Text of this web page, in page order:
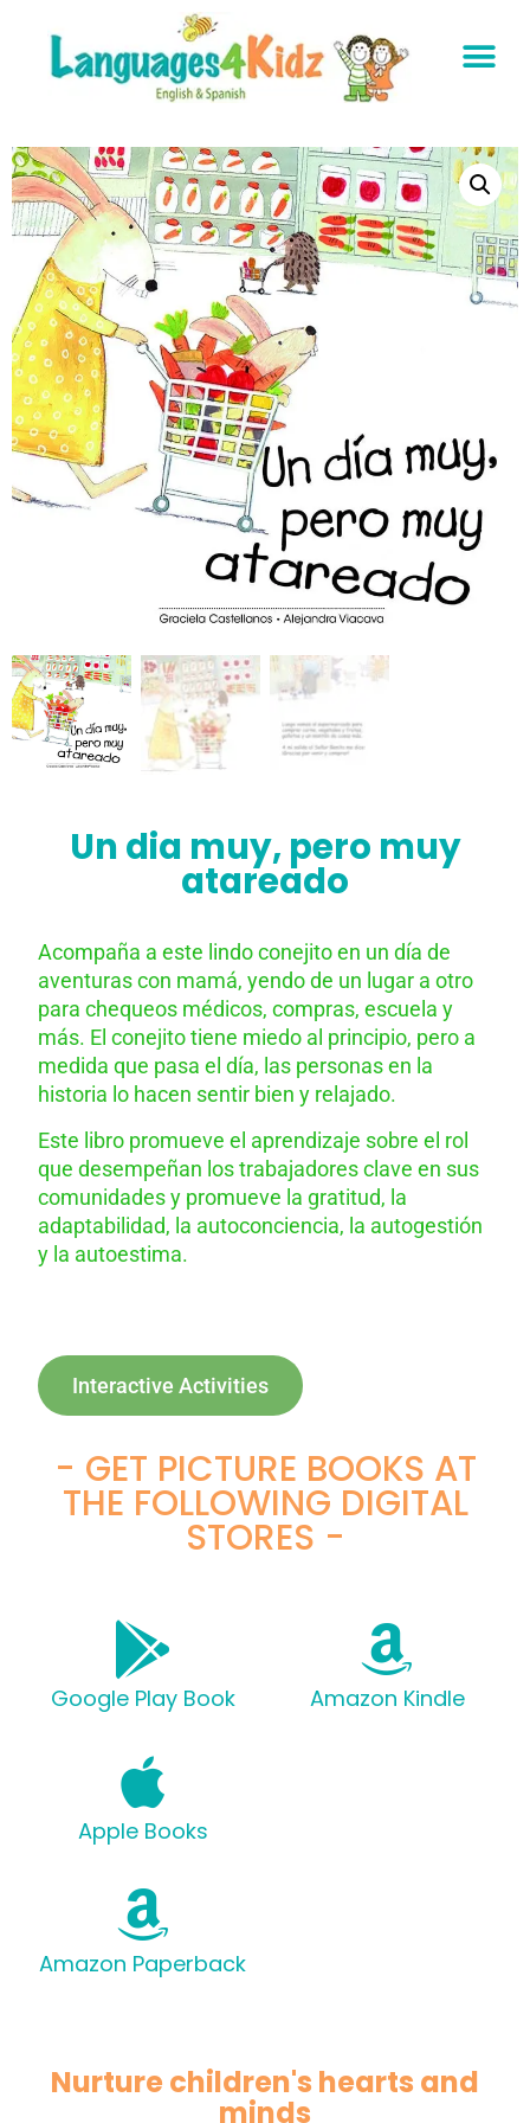
Un dia muy, pero muy
atareado
Acompaña a este lindo conejito en un día de
aventuras con mamá, yendo de un lugar a otro
para chequeos médicos, compras, escuela y
más. El conejito tiene miedo al principio, pero a
medida que pasa el día, las personas en la
historia lo hacen sentir bien y relajado.
Este libro promueve el aprendizaje sobre el rol
que desempeñan los trabajadores clave en sus
comunidades y promueve la gratitud, la
adaptabilidad, la autoconciencia, la autogestión
y la autoestima.
Interactive Activities
- GET PICTURE BOOKS AT
THE FOLLOWING DIGITAL
STORES -
Google Play Book
Apple Books
Amazon Kindle
Amazon Paperback
Nurture children's hearts and
minds